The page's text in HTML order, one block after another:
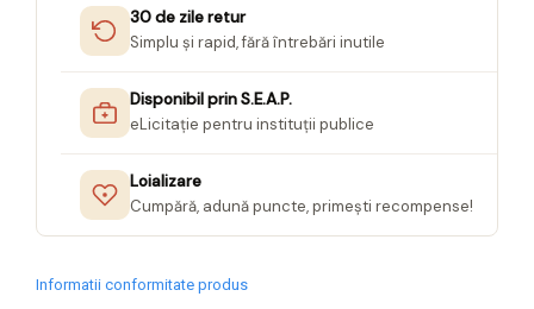
30 de zile retur
Simplu și rapid, fără întrebări inutile
Disponibil prin S.E.A.P.
eLicitație pentru instituții publice
Loializare
Cumpără, adună puncte, primești recompense!
Informatii conformitate produs